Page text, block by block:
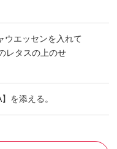
ウエッセンを入れて
レタスの上のせ
を添える。